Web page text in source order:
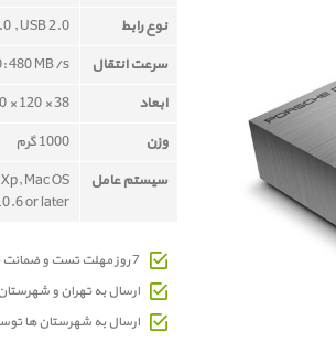
نوع رابط
, USB 2.0
سرعت انتقال
480 MB/s
ابعاد
38 × 120 × 190 میلی‌متر
وزن
1000 گرم
سیستم عامل
Mac OS
or later
7 روز مهلت تست و ضمانت تعویض کالای معیوب
ارسال به تهران و
ارسال به شهرستان ها